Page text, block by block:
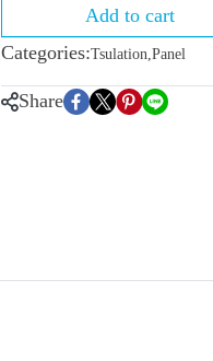
Add to cart
Categories:Tsulation,Panel
Share